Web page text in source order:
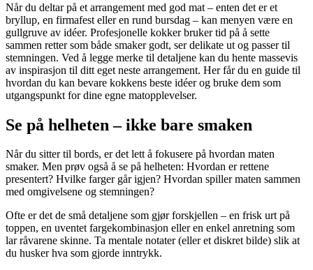
Når du deltar på et arrangement med god mat – enten det er et
bryllup, en firmafest eller en rund bursdag – kan menyen være en
gullgruve av idéer. Profesjonelle kokker bruker tid på å sette
sammen retter som både smaker godt, ser delikate ut og passer til
stemningen. Ved å legge merke til detaljene kan du hente massevis
av inspirasjon til ditt eget neste arrangement. Her får du en guide til
hvordan du kan bevare kokkens beste idéer og bruke dem som
utgangspunkt for dine egne matopplevelser.
Se på helheten – ikke bare smaken
Når du sitter til bords, er det lett å fokusere på hvordan maten
smaker. Men prøv også å se på helheten: Hvordan er rettene
presentert? Hvilke farger går igjen? Hvordan spiller maten sammen
med omgivelsene og stemningen?
Ofte er det de små detaljene som gjør forskjellen – en frisk urt på
toppen, en uventet fargekombinasjon eller en enkel anretning som
lar råvarene skinne. Ta mentale notater (eller et diskret bilde) slik at
du husker hva som gjorde inntrykk.